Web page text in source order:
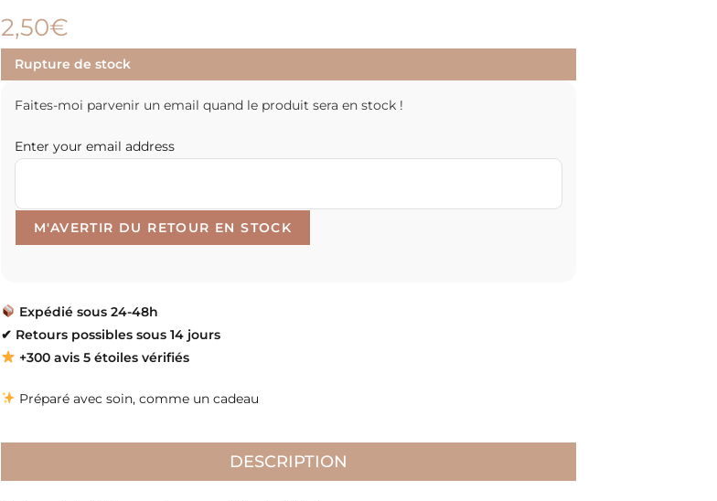
2,50€
Rupture de stock
Faites-moi parvenir un email quand le produit sera en stock !
Enter your email address
Expédié sous 24-48h
✔ Retours possibles sous 14 jours
+300 avis 5 étoiles vérifiés
Préparé avec soin, comme un cadeau
DESCRIPTION